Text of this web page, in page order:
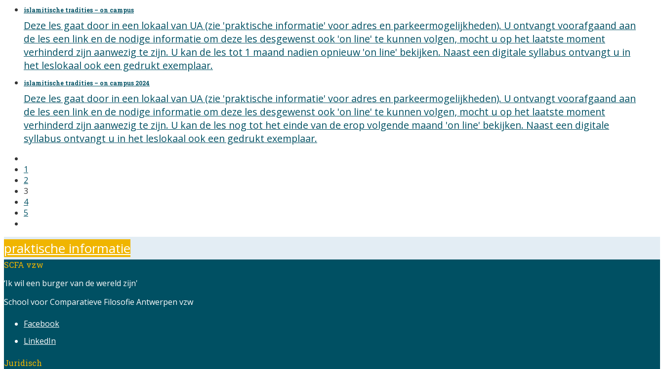
islamitische tradities – on campus
Deze les gaat door in een lokaal van UA (zie 'praktische informatie' voor adres en parkeermogelijkheden). U ontvangt voorafgaand aan
de les een link en de nodige informatie om deze les desgewenst ook 'on line' te kunnen volgen, mocht u op het laatste moment
verhinderd zijn aanwezig te zijn. U kan de les tot 1 maand nadien opnieuw 'on line' bekijken. Naast een digitale syllabus ontvangt u in
het leslokaal ook een gedrukt exemplaar.
islamitische tradities – on campus 2024
Deze les gaat door in een lokaal van UA (zie 'praktische informatie' voor adres en parkeermogelijkheden). U ontvangt voorafgaand aan
de les een link en de nodige informatie om deze les desgewenst ook 'on line' te kunnen volgen, mocht u op het laatste moment
verhinderd zijn aanwezig te zijn. U kan de les nog tot het einde van de erop volgende maand 'on line' bekijken. Naast een digitale
syllabus ontvangt u in het leslokaal ook een gedrukt exemplaar.
1
2
3
4
5
praktische informatie
SCFA vzw
‘Ik wil een burger van de wereld zijn'
School voor Comparatieve Filosofie Antwerpen vzw
Facebook
LinkedIn
Juridisch